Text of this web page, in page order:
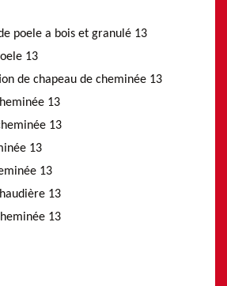
poele a bois et granulé 13
13
de chapeau de cheminée 13
13
13
13
13
13
13